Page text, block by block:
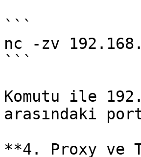
```
nc -zv
```
Komutu ile
arasındaki
**4. Proxy ve